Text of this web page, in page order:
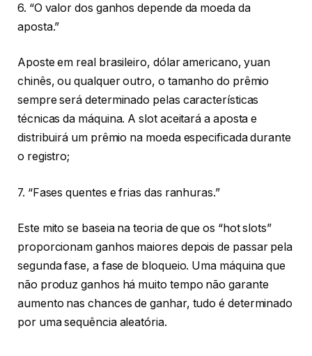
6. “O valor dos ganhos depende da moeda da
aposta.”
Aposte em real brasileiro, dólar americano, yuan
chinês, ou qualquer outro, o tamanho do prêmio
sempre será determinado pelas características
técnicas da máquina. A slot aceitará a aposta e
distribuirá um prêmio na moeda especificada durante
o registro;
7. “Fases quentes e frias das ranhuras.”
Este mito se baseia na teoria de que os “hot slots”
proporcionam ganhos maiores depois de passar pela
segunda fase, a fase de bloqueio. Uma máquina que
não produz ganhos há muito tempo não garante
aumento nas chances de ganhar, tudo é determinado
por uma sequência aleatória.